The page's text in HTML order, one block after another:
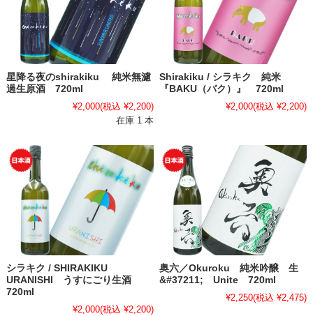
星降る夜のshirakiku 純米無濾
過生原酒 720ml
¥2,000(税込 ¥2,200)
在庫 1 本
Shirakiku / シラキク 純米
『BAKU（バク）』 720ml
¥2,000(税込 ¥2,200)
シラキク / SHIRAKIKU
URANISHI うすにごり生酒
720ml
¥2,000(税込 ¥2,200)
奥六／Okuroku 純米吟醸 生
&#37211; Unite 720ml
¥2,250(税込 ¥2,475)